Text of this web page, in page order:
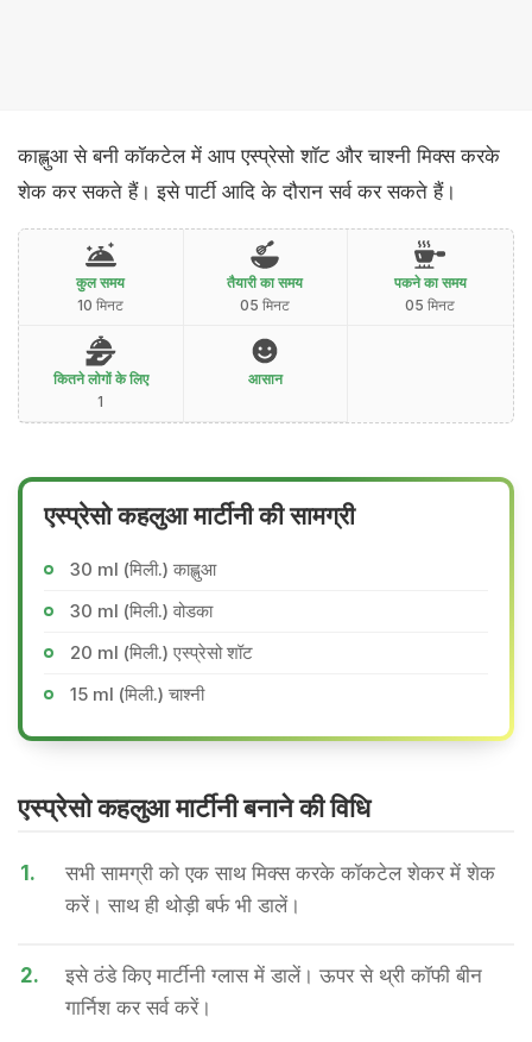
काह्लुआ से बनी कॉकटेल में आप एस्प्रेसो शॉट और चाश्नी मिक्स करके
शेक कर सकते हैं। इसे पार्टी आदि के दौरान सर्व कर सकते हैं।
कुल समय
10 मिनट
तैयारी का समय
05 मिनट
पकने का समय
05 मिनट
कितने लोगों के लिए
1
आसान
एस्प्रेसो कहलुआ मार्टीनी की सामग्री
30 ml (मिली.) काह्लुआ
30 ml (मिली.) वोडका
20 ml (मिली.) एस्प्रेसो शॉट
15 ml (मिली.) चाश्नी
एस्प्रेसो कहलुआ मार्टीनी बनाने की वि​धि
1.
सभी सामग्री को एक साथ मिक्स करके कॉकटेल शेकर में शेक
करें। साथ ही थोड़ी बर्फ भी डालें।
2.
इसे ठंडे किए मार्टीनी ग्लास में डालें। ऊपर से थ्री कॉफी बीन
गार्निश कर सर्व करें।